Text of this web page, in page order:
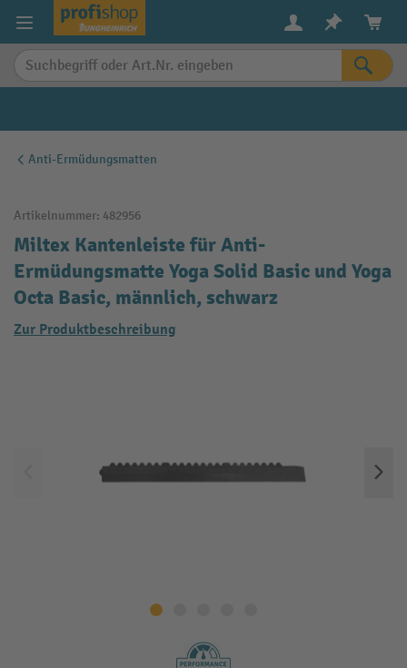
springen
Anti-Ermüdungsmatten
Artikelnummer: 482956
Miltex Kantenleiste für Anti-
Ermüdungsmatte Yoga Solid Basic und Yoga
Octa Basic, männlich, schwarz
Zur Produktbeschreibung